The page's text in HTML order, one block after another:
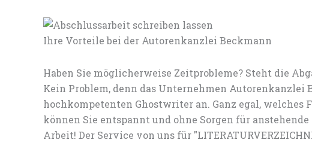
Ihre Vorteile bei der Autorenkanzlei Beckmann
Haben Sie möglicherweise Zeitprobleme? Steht die
Kein Problem, denn das Unternehmen
hochkompetenten Ghostwriter an. Ganz egal, welches
können Sie entspannt und ohne Sorgen für
Arbeit! Der Service von uns für